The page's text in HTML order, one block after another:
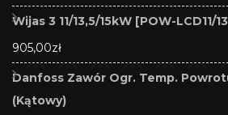
Wijas 3 11/13,5/15kW [POW-LCD11/
905,00zł
Danfoss Zawór Ogr. Temp.
(Kątowy)